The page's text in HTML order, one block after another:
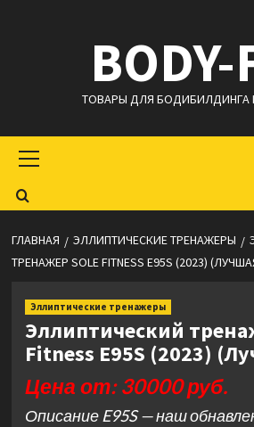
BODY-
ТОВАРЫ ДЛЯ БОДИБИЛДИНГА
меню
ГЛАВНАЯ ЭЛЛИПТИЧЕСКИЕ ТРЕНАЖЕРЫ
ТРЕНАЖЕР SOLE FITNESS E95S (2023)
Эллиптические тренажеры
Эллиптический
Fitness E95S (2023)
Цена от: 30000 руб.
Описание E95S — наш